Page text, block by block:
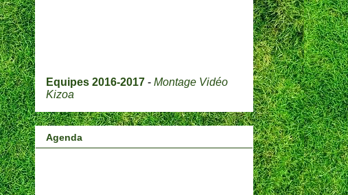
Equipes 2016-2017 - Montage Vidéo
Kizoa
Agenda